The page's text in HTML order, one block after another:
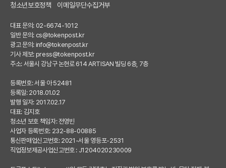
청소년보호정책
이메일무단수집거부
대표 문의: 02-6674-1012
일반 문의: cs@tokenpost.kr
광고 문의: info@tokenpost.kr
기사 제보: press@tokenpost.kr
주소: 서울시 강남구 논현로 614 ARTISAN 빌딩 6층, 7층
등록번호: 서울 아 52481
등록일: 2018.01.02
발행 일자: 2017.02.17
대표: 김지호
청소년 보호 책임자: 전영빈
사업자 등록번호: 232-88-00885
통신판매업신고번호: 2021-서울 영등포-2531
직업정보제공사업신고번호 : J1204020230009